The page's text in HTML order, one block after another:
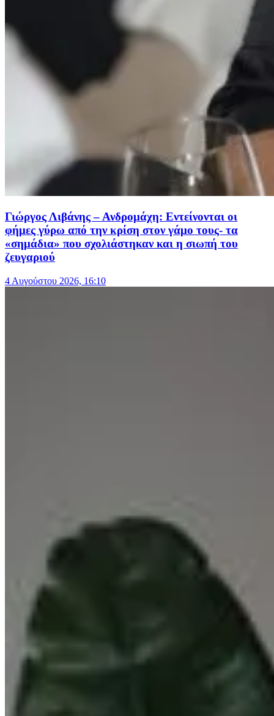
Γιώργος Λιβάνης – Ανδρομάχη: Εντείνονται οι
φήμες γύρω από την κρίση στον γάμο τους- τα
«σημάδια» που σχολιάστηκαν και η σιωπή του
ζευγαριού
4 Αυγούστου 2026, 16:10